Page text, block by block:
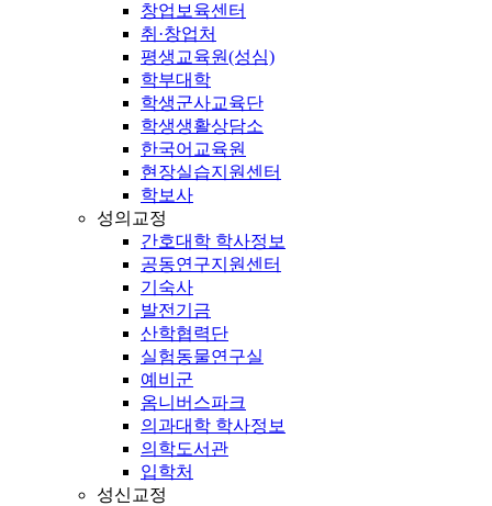
창업보육센터
취·창업처
평생교육원(성심)
학부대학
학생군사교육단
학생생활상담소
한국어교육원
현장실습지원센터
학보사
성의교정
간호대학 학사정보
공동연구지원센터
기숙사
발전기금
산학협력단
실험동물연구실
예비군
옴니버스파크
의과대학 학사정보
의학도서관
입학처
성신교정